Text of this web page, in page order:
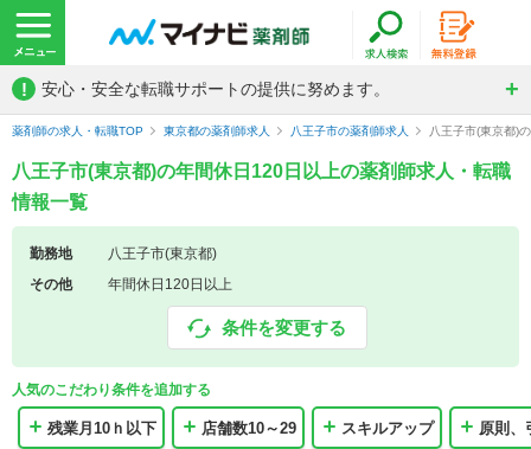
! 安心・安全な転職サポートの提供に努めます。
薬剤師の求人・転職TOP 東京都の薬剤師求人 八王子市の薬剤師求人 八王子市(東京都)
八王子市(東京都)の年間休日120日以上の薬剤師求人・転職
情報一覧
勤務地
八王子市(東京都)
その他
年間休日120日以上
条件を変更する
人気のこだわり条件を追加する
残業月10ｈ以下 店舗数10～29 スキルアップ 原則、